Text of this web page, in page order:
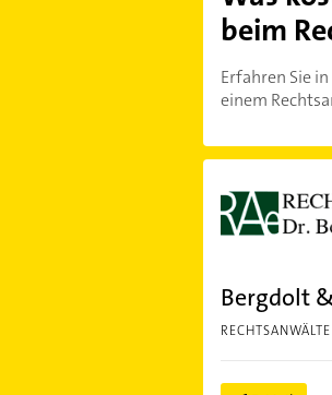
beim
Erfahren Sie
einem
Bergdolt
RECHTSANWÄLTE